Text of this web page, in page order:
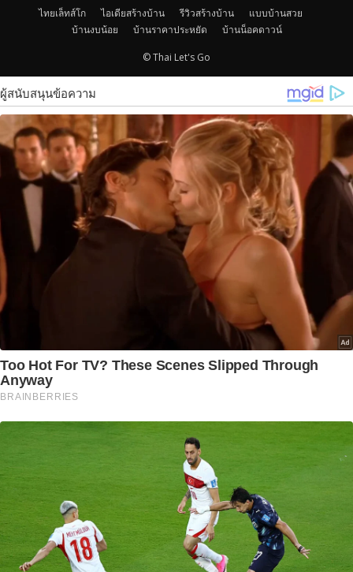
ไทยเล็ทส์โก ไอเดียสร้างบ้าน รีวิวสร้างบ้าน
แบบบ้านสวย
บ้านงบน้อย
บ้านราคาประหยัด บ้านน็อคดาวน์
© Thai Let's Go